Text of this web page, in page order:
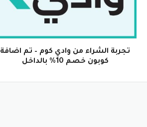
تجربة الشراء من وادي كوم – تم اضافة
كوبون خصم 10% بالداخل